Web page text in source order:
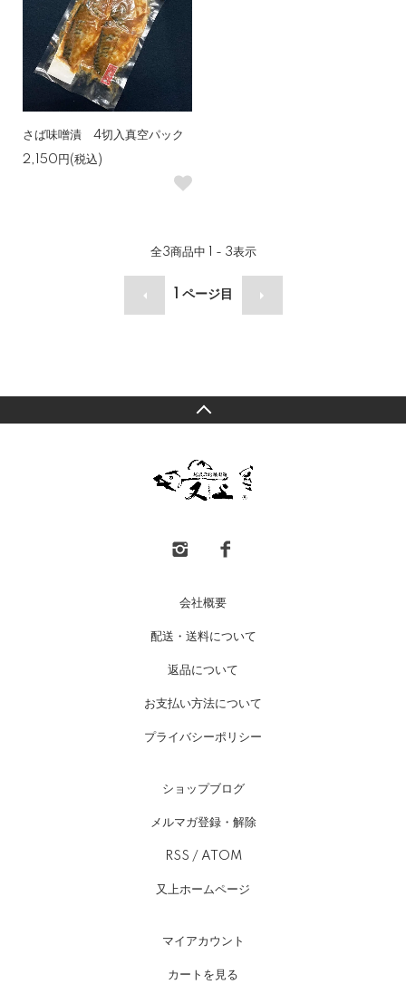
さば味噌漬 4切入真空パック
2,150円(税込)
全3商品中 1 - 3表示
ページ目
会社概要
配送・送料について
返品について
お支払い方法について
プライバシーポリシー
ショップブログ
メルマガ登録・解除
RSS / ATOM
又上ホームページ
マイアカウント
カートを見る